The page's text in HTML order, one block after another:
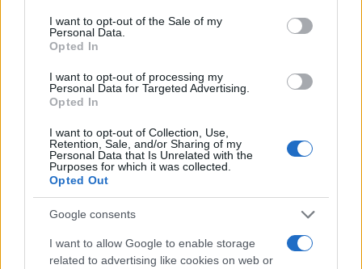
I want to opt-out of the Sale of my
Personal Data.
Opted In
I want to opt-out of processing my
Personal Data for Targeted Advertising.
Opted In
I want to opt-out of Collection, Use,
Retention, Sale, and/or Sharing of my
Personal Data that Is Unrelated with the
Purposes for which it was collected.
Opted Out
Google consents
I want to allow Google to enable storage
related to advertising like cookies on web or
della madre di tutte le democrazie. Che dice “no escalation”
in entrambi i casi.
Rispondi
7 Ottobre 2024, 18:47 18:47
Molinari era inviso alla redazione perché troppo filo editore,
copie bruciate docet. Gedi ha scelto il male minore
licenziando il direttore.
Ebreo non c’entra nulla, semmai per l’azionista di
maggioranza, essere ebreo, era un amarcord familiare.